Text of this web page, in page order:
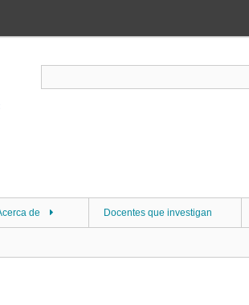
de Docentes que investigan